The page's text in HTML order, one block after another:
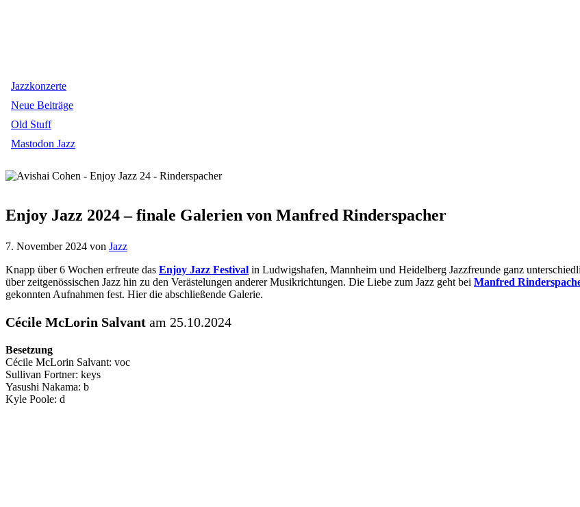
Jazzkonzerte
Neue Beiträge
Old Stuff
Mastodon Jazz
Enjoy Jazz 2024 – finale Galerien von Manfred Rinderspacher
7. November 2024 von Jazz
Knapp über 6 Wochen erfreute das Enjoy Jazz Festival in Ludwigshafen, Mannheim und Heidelberg Jazzfreunde ganz
über zeitgenössischen Jazz hin zu den Verästelungen anderer Musikrichtungen. Die Liebe zum Jazz geht bei Manfred
gekonnten Aufnahmen fest. Hier die abschließende Galerie.
Cécile McLorin Salvant am 25.10.2024
Besetzung
Cécile McLorin Salvant: voc
Sullivan Fortner: keys
Yasushi Nakama: b
Kyle Poole: d